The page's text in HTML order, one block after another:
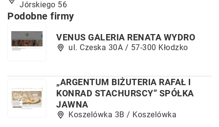
Jórskiego 56
Podobne firmy
VENUS GALERIA RENATA WYDRO
ul. Czeska 30A / 57-300 Kłodzko
„ARGENTUM BIŻUTERIA RAFAŁ I
KONRAD STACHURSCY” SPÓŁKA
JAWNA
Koszelówka 3B / Koszelówka